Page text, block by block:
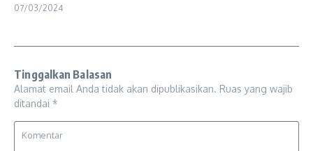
07/03/2024
Tinggalkan Balasan
Alamat email Anda tidak akan dipublikasikan. Ruas yang wajib
ditandai *